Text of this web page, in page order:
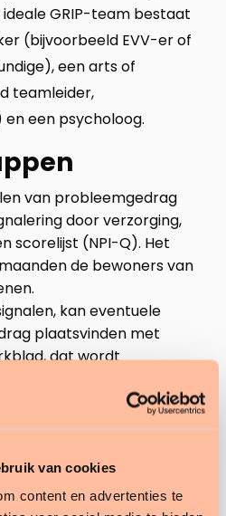
van cookies
content en advertenties te
ideale GRIP-team bestaat
(bijvoorbeeld EVV-er of
een arts of
teamleider,
een psycholoog.
van probleemgedrag
door verzorging,
scorelijst (NPI-Q). Het
de bewoners van
kan eventuele
plaatsvinden met
dat wordt
psycholoog (bij een
oorzaak).
van een
evaluatiemoment door